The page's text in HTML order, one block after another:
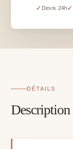
LED
chaud
x
m
✓ Devis 24h✓
DÉTAILS
Description